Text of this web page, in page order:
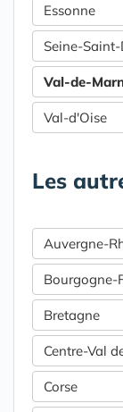
Essonne
Seine-
Val-de-
Val-d'Oise
Les
Auvergne-
Bourgogne-
Bretagne
Centre-Val
Corse